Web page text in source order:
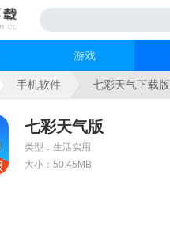
游戏
手机软件 七彩天气下载版
七彩天气版
类型：生活实用
大小：50.45MB